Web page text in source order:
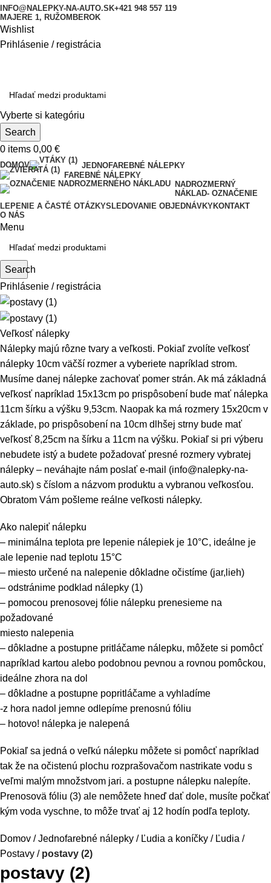
INFO@NALEPKY-NA-AUTO.SK+421 948 557 119
MAJERE 1, RUŽOMBEROK
Wishlist
Prihlásenie / registrácia
Vyberte si kategóriu
Search
0 items 0,00 €
DOMOV
JEDNOFAREBNÉ NÁLEPKY
FAREBNÉ NÁLEPKY
NADROZMERNÝ
NÁKLAD- OZNAČENIE
LEPENIE A ČASTÉ OTÁZKYSLEDOVANIE OBJEDNÁVKYKONTAKT
O NÁS
Menu
Search
Prihlásenie / registrácia
Veľkosť nálepky
Nálepky majú rôzne tvary a veľkosti. Pokiaľ zvolíte veľkosť
nálepky 10cm väčší rozmer a vyberiete napríklad strom.
Musíme danej nálepke zachovať pomer strán. Ak má základná
veľkosť napríklad 15x13cm po prispôsobení bude mať nálepka
11cm šírku a výšku 9,53cm. Naopak ka má rozmery 15x20cm v
základe, po prispôsobení na 10cm dlhšej strny bude mať
veľkosť 8,25cm na šírku a 11cm na výšku. Pokiaľ si pri výberu
nebudete istý a budete požadovať presné rozmery vybratej
nálepky – neváhajte nám poslať e-mail (info@nalepky-na-
auto.sk) s číslom a názvom produktu a vybranou veľkosťou.
Obratom Vám pošleme reálne veľkosti nálepky.
Ako nalepiť nálepku
– minimálna teplota pre lepenie nálepiek je 10°C, ideálne je
ale lepenie nad teplotu 15°C
– miesto určené na nalepenie dôkladne očistíme (jar,lieh)
– odstránime podklad nálepky (1)
– pomocou prenosovej fólie nálepku prenesieme na
požadované
miesto nalepenia
– dôkladne a postupne pritláčame nálepku, môžete si pomôcť
napríklad kartou alebo podobnou pevnou a rovnou pomôckou,
ideálne zhora na dol
– dôkladne a postupne popritláčame a vyhladíme
-z hora nadol jemne odlepíme prenosnú fóliu
– hotovo! nálepka je nalepená
Pokiaľ sa jedná o veľkú nálepku môžete si pomôcť napríklad
tak že na očistenú plochu rozprašovačom nastrikate vodu s
veľmi malým množstvom jari. a postupne nálepku nalepíte.
Prenosovä fóliu (3) ale nemôžete hneď dať dole, musíte počkať
kým voda vyschne, to môže trvať aj 12 hodín podľa teploty.
Domov Jednofarebné nálepky Ľudia a koníčky
Ľudia
Postavy
postavy (2)
postavy (2)